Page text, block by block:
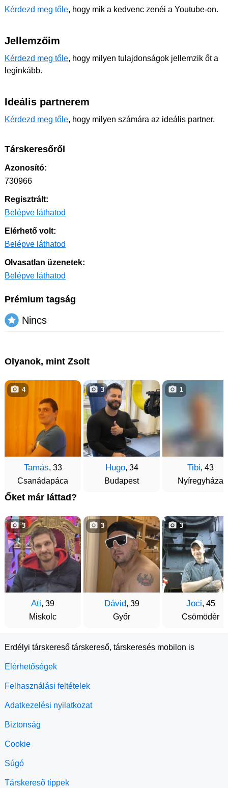
Kérdezd meg tőle, hogy mik a kedvenc zenéi a Youtube-on.
Jellemzőim
Kérdezd meg tőle, hogy milyen tulajdonságok jellemzik őt a
leginkább.
Ideális partnerem
Kérdezd meg tőle, hogy milyen számára az ideális partner.
Társkeresőről
Azonosító:
730966
Regisztrált:
Belépve láthatod
Elérhető volt:
Belépve láthatod
Olvasatlan üzenetek:
Belépve láthatod
Prémium tagság
Nincs
Olyanok, mint Zsolt
Tamás, 33
Csanádapáca
4
Hugo, 34
Budapest
3
Tibi, 43
Nyíregyháza
1
Őket már láttad?
Ati, 39
Miskolc
3
Dávid, 39
Győr
3
Joci, 45
Csömödér
3
Erdélyi társkereső társkereső, társkeresés mobilon is
Elérhetőségek
Felhasználási feltételek
Adatkezelési nyilatkozat
Biztonság
Cookie
Súgó
Társkereső tippek